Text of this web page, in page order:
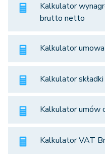
Kalkulator
brutto netto
Kalkulator
Kalkulator
Kalkulator umów
Kalkulator VAT